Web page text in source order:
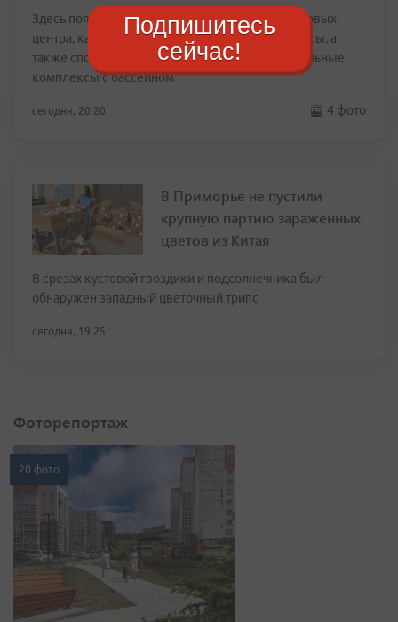
Здесь появятся не только дома, но четыре торговых
центра, кафе, магазины и другие нужные сервисы, а
также спортивные и физкультурно-оздоровительные
комплексы с бассейном
сегодня, 20:20 4 фото
В Приморье не пустили
крупную партию зараженных
цветов из Китая
В срезах кустовой гвоздики и подсолнечника был
обнаружен западный цветочный трипс
сегодня, 19:25
Фоторепортаж
20 фото
Подпишитесь
сейчас!